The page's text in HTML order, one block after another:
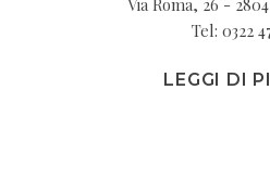
Via Roma, 26 -
Tel: 0322
LEGGI DI